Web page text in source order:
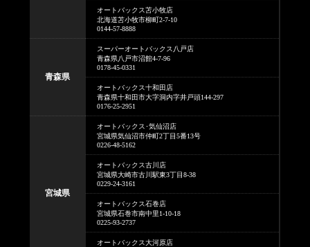
オートバックス苫小牧店
北海道苫小牧市柳町2-7-10
0144-57-8888
青森県
スーパーオートバックス八戸店
青森県八戸市沼館4-7-96
0178-45-0331
オートバックス十和田店
青森県十和田市大字洞内字井戸頭144-297
0176-25-2951
宮城県
オートバックス･気仙沼店
宮城県気仙沼市仲町2丁目5番13号
0226-48-5162
オートバックス古川店
宮城県大崎市古川駅東3丁目8-38
0229-24-3161
オートバックス石巻店
宮城県石巻市南中里1-10-18
0225-93-2737
オートバックス大河原店